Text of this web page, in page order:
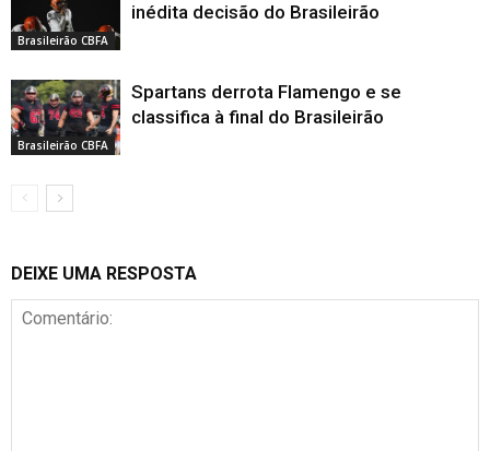
Brasileirão CBFA
inédita decisão do Brasileirão
Brasileirão CBFA
Spartans derrota Flamengo e se
classifica à final do Brasileirão
DEIXE UMA RESPOSTA